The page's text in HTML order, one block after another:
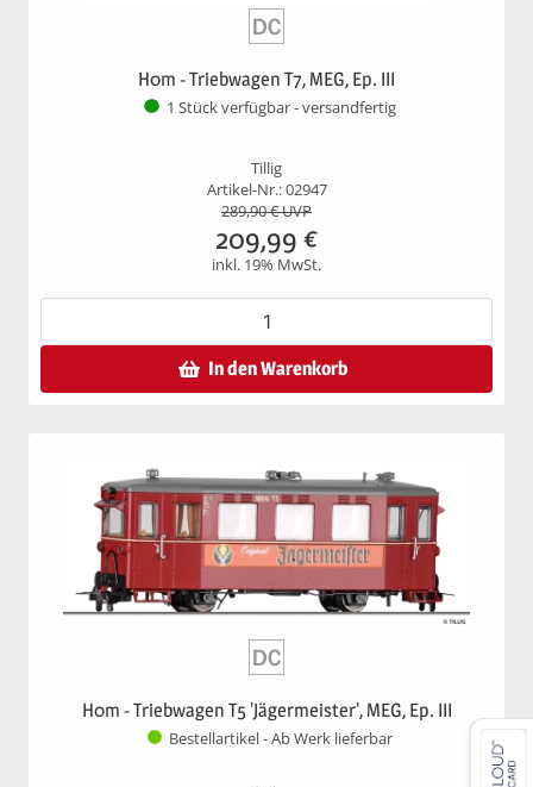
H0m - Triebwagen T7, MEG, Ep. III
1 Stück verfügbar - versandfertig
Tillig
Artikel-Nr.: 02947
289,90€ UVP
209,99 €
inkl. 19% MwSt.
In den Warenkorb
H0m - Triebwagen T5 'Jägermeister', MEG, Ep. III
Bestellartikel - Ab Werk lieferbar